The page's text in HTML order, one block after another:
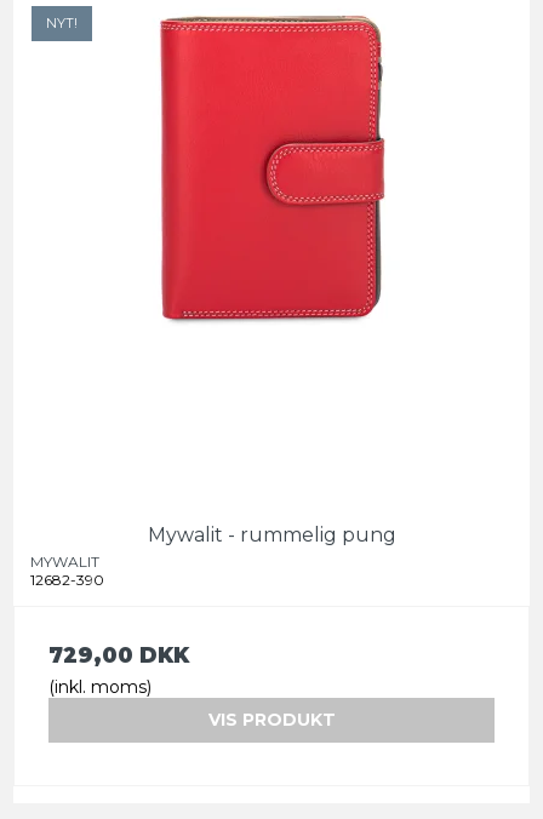
NYT!
Mywalit - rummelig pung
MYWALIT
12682-390
729,00 DKK
(inkl. moms)
VIS PRODUKT